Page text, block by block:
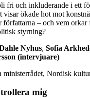
fri och inkluderande i ett
ökade hot mot
författarna – och vem orkar
styrning?
Nyhus, Sofia
(intervjuare)
ministerrådet, Nordisk
mig